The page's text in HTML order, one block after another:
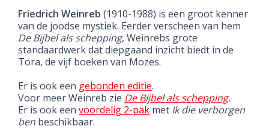
Friedrich Weinreb (1910-1988) is een groot kenner
van de joodse mystiek. Eerder verscheen van hem
De Bijbel als schepping, Weinrebs grote
standaardwerk dat diepgaand inzicht biedt in de
Tora, de vijf boeken van Mozes.
Er is ook een gebonden editie.
Voor meer Weinreb zie De Bijbel als schepping.
Er is ook een voordelig 2-pak met Ik die verborgen
ben beschikbaar.